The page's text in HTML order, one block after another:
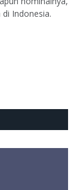
Indonesia.